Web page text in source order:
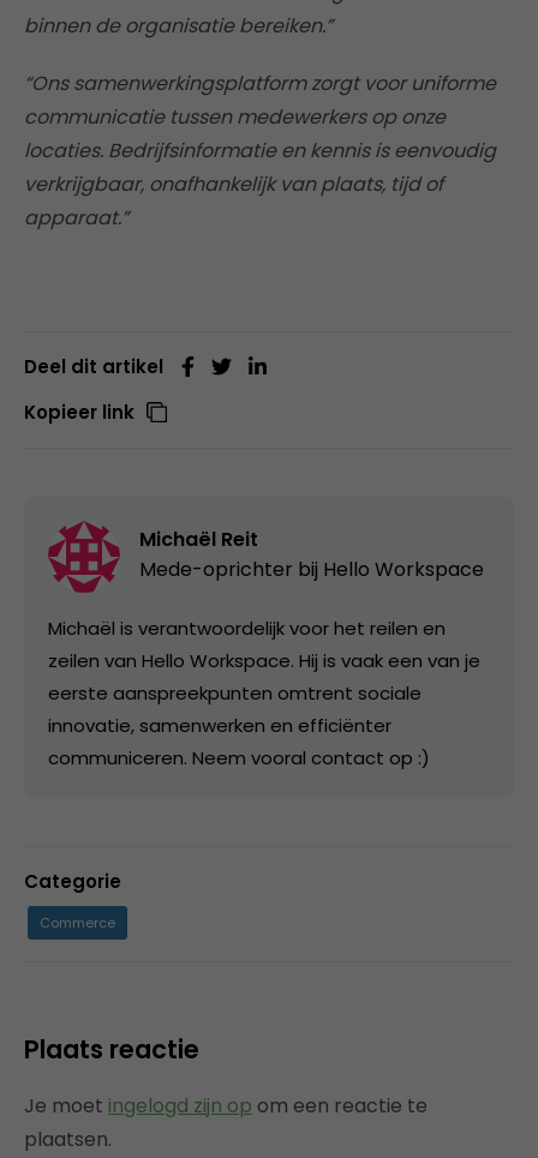
binnen de organisatie bereiken.”
“Ons samenwerkingsplatform zorgt voor uniforme
communicatie tussen medewerkers op onze
locaties. Bedrijfsinformatie en kennis is eenvoudig
verkrijgbaar, onafhankelijk van plaats, tijd of
apparaat.”
Deel dit artikel
Kopieer link
Michaël Reit
Mede-oprichter bij Hello Workspace
Michaël is verantwoordelijk voor het reilen en
zeilen van Hello Workspace. Hij is vaak een van je
eerste aanspreekpunten omtrent sociale
innovatie, samenwerken en efficiënter
communiceren. Neem vooral contact op :)
Categorie
Commerce
Plaats reactie
Je moet ingelogd zijn op om een reactie te
plaatsen.